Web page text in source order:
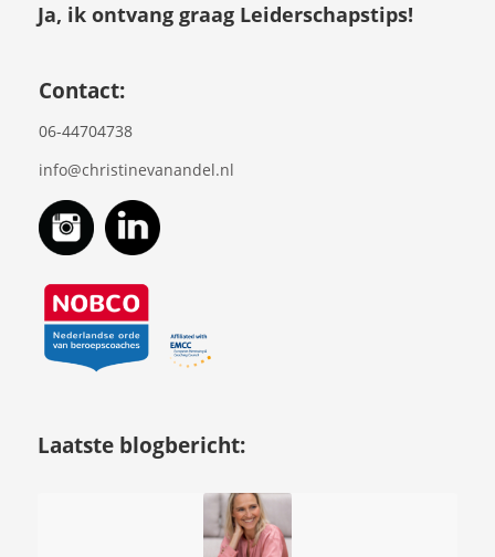
Ja, ik ontvang graag Leiderschapstips!
Contact:
06-44704738
info@christinevanandel.nl
Laatste blogbericht: